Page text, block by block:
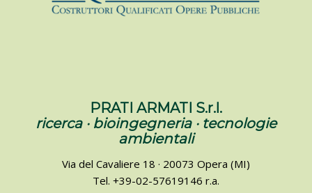
PRATI ARMATI S.r.l.
ricerca · bioingegneria · tecnologie
ambientali
Via del Cavaliere 18 · 20073 Opera (MI)
Tel. +39-02-57619146 r.a.